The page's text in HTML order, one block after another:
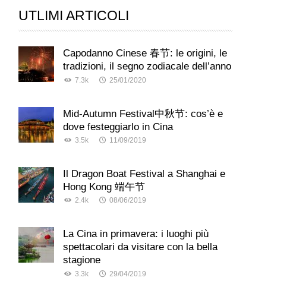
UTLIMI ARTICOLI
Capodanno Cinese 春节: le origini, le
tradizioni, il segno zodiacale dell’anno
7.3k 25/01/2020
Mid-Autumn Festival中秋节: cos’è e
dove festeggiarlo in Cina
3.5k 11/09/2019
Il Dragon Boat Festival a Shanghai e
Hong Kong 端午节
2.4k 08/06/2019
La Cina in primavera: i luoghi più
spettacolari da visitare con la bella
stagione
3.3k 29/04/2019